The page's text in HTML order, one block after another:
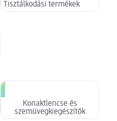
Tisztálkodási termékek
Konaktlencse és
szemüvegkiegészítők